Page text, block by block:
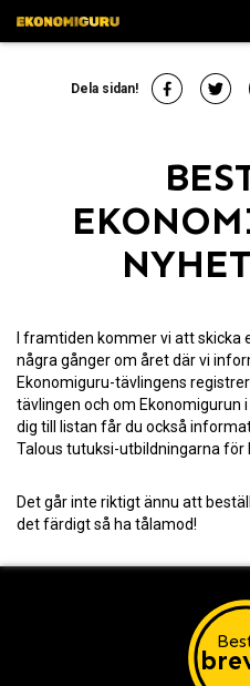
Dela sidan!
I framtiden kommer vi att
några gånger om året där vi
Ekonomiguru-tävlingens
tävlingen och om Ekonomigurun
dig till listan får du också
Talous tutuksi-utbildningarna för
Det går inte riktigt ännu att
det färdigt så ha tålamod!